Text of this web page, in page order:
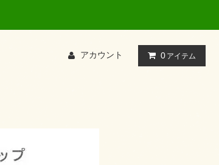
アカウント 0 アイテム